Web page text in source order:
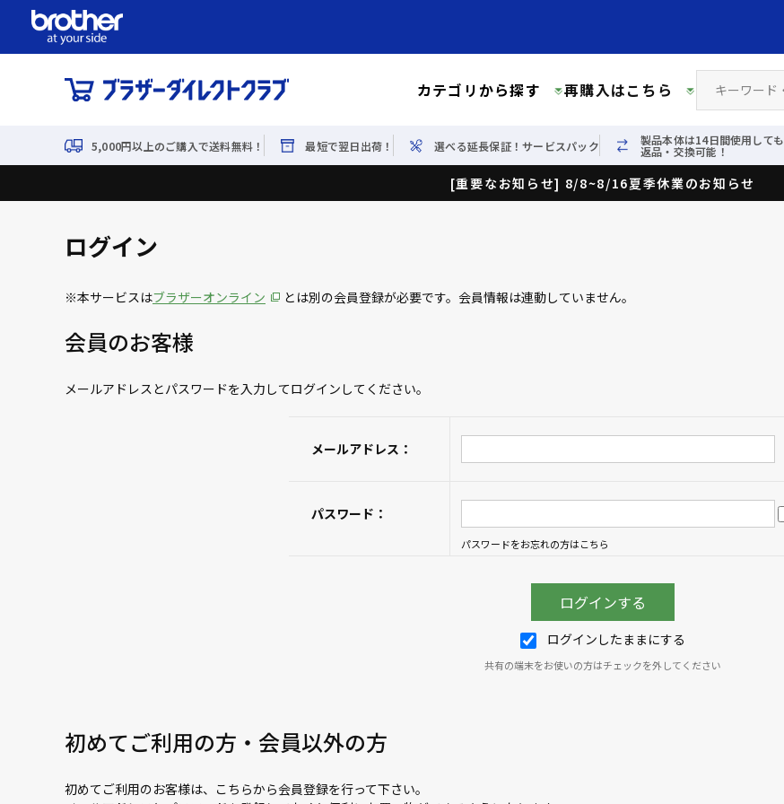
カテゴリから探す 再購入はこちら
5,000円以上のご購入で送料無料！ 最短で翌日出荷！ 選べる延長保証！サービスパック 製品本体は14日間使用しても
返品・交換可能！
[重要なお知らせ] 8/8~8/16夏季休業のお知らせ
ログイン
※本サービスはブラザーオンライン とは別の会員登録が必要です。会員情報は連動していません。
会員のお客様
メールアドレスとパスワードを入力してログインしてください。
メールアドレス：
パスワード：
パスワードをお忘れの方はこちら
ログインしたままにする
共有の端末をお使いの方はチェックを外してください
初めてご利用の方・会員以外の方
初めてご利用のお客様は、こちらから会員登録を行って下さい。